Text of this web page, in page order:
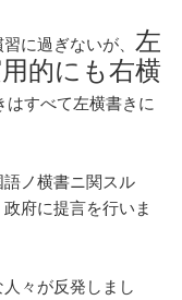
に過ぎないが、 左
的にも右横
はすべて左横書きに
ノ横書ニ関スル
政府に提言を行いま
々が反発しまし